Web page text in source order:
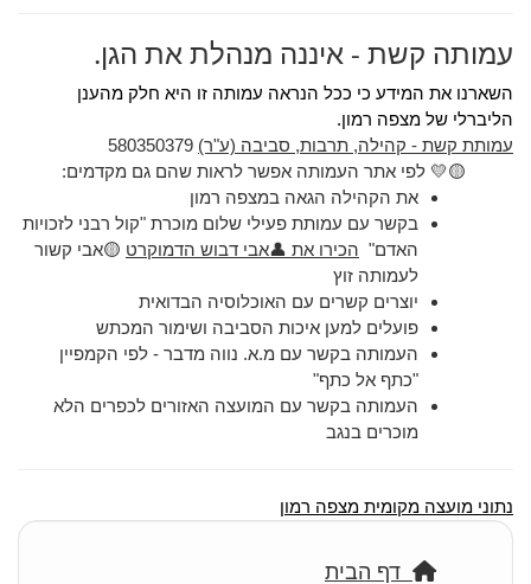
עמותה קשת - איננה מנהלת את הגן.
השארנו את המידע כי ככל הנראה עמותה זו היא חלק מהענן
הליברלי של מצפה רמון.
עמותת קשת - קהילה, תרבות, סביבה (ע"ר)
🟡💛 לפי אתר העמותה אפשר לראות שהם גם מקדמים:
את הקהילה הגאה במצפה רמון
בקשר עם עמותת פעילי שלום מוכרת "קול רבני לזכויות
האדם" הכירו את 👤אבי דבוש הדמוקרט 🟡אבי קשור
לעמותה זוץ
יוצרים קשרים עם האוכלוסיה הבדואית
פועלים למען איכות הסביבה ושימור המכתש
העמותה בקשר עם מ.א. נווה מדבר - לפי הקמפיין
"כתף אל כתף"
העמותה בקשר עם המועצה האזורים לכפרים הלא
מוכרים בנגב
נתוני מועצה מקומית מצפה רמון
דף הבית